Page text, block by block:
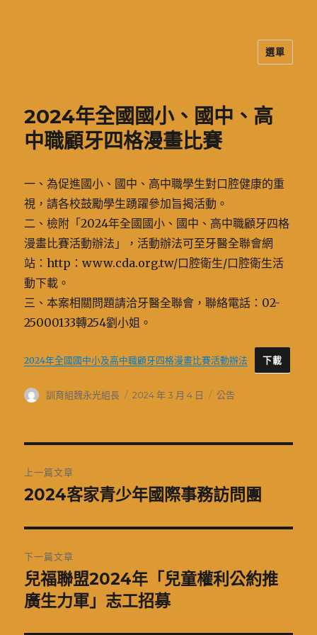
選單
2024年全國國小、國中、高
中職顧牙四格漫畫比賽
一、為促進國小、國中、高中職學生對口腔健康的重
視，請各校鼓勵學生踴躍參加旨揭活動。
二、檢附「2024年全國國小、國中、高中職顧牙四格
漫畫比賽活動辦法」，活動辦法可至牙醫全聯會網
站：http：www.cda.org.tw/口腔衛生/口腔衛生活
動下載。
三、本案相關問題請洽牙醫全聯會，聯絡電話：02-
25000133轉254劉小姐。
2024年全國國中小及高中職顧牙四格漫畫比賽活動辦法 下載
作
訓育組魏永光組長
發
2024 年 3 月 4 日
分
公告
章
覽
上一篇文章
上
篇
文
章:
2024客家青少年國際事務訪問團
下一篇文章
下
一
兒福聯盟2024年「兒童權利公約推
廣生力軍」志工招募